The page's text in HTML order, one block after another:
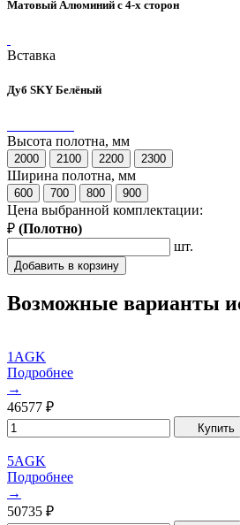
Матовый Алюминий с 4-х сторон
Вставка
Дуб SKY Белёный
Высота полотна, мм
2000 2100 2200 2300
Ширина полотна, мм
600 700 800 900
Цена выбранной комплектации:
₽ (Полотно)
шт.
Добавить в корзину
Возможные варианты
1AGK
Подробнее
→
46577 ₽
Купить
5AGK
Подробнее
→
50735 ₽